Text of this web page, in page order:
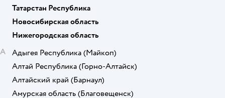
Татарстан Республика
Новосибирская область
Нижегородская область
А
Адыгея Республика (Майкоп)
Алтай Республика (Горно-Алтайск)
Алтайский край (Барнаул)
Амурская область (Благовещенск)